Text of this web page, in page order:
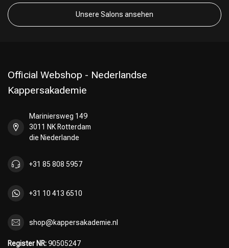
Unsere Salons ansehen
Official Webshop - Nederlandse
Kappersakademie
Mariniersweg 149
3011 NK Rotterdam
die Niederlande
+31 85 808 5957
+31 10 413 6510
shop@kappersakademie.nl
Register NR:90505247